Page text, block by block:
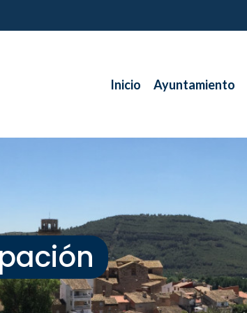
Inicio Ayuntamiento